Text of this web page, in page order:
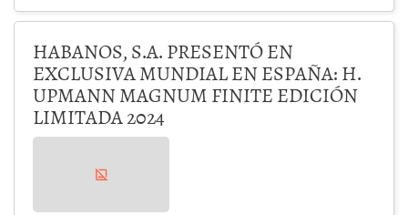
HABANOS, S.A. PRESENTÓ EN
EXCLUSIVA MUNDIAL EN ESPAÑA: H.
UPMANN MAGNUM FINITE EDICIÓN
LIMITADA 2024